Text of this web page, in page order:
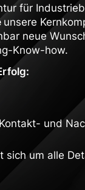
für
unsere
neue
Know-how.
und
sich um alle